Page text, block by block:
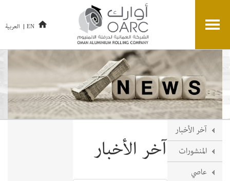
EN العربية
آخر الأخبار
المنشورات
عاصي
آخر الأخبار